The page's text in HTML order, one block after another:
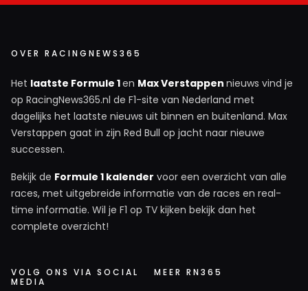
OVER RACINGNEWS365
Het laatste Formule 1en Max Verstappen nieuws vind je
op RacingNews365.nl de F1-site van Nederland met
dagelijks het laatste nieuws uit binnen en buitenland. Max
Verstappen gaat in zijn Red Bull op jacht naar nieuwe
successen.
Bekijk de Formule 1 kalender voor een overzicht van alle
races, met uitgebreide informatie van de races en real-
time informatie. Wil je F1 op TV kijken bekijk dan het
complete overzicht!
VOLG ONS VIA SOCIAL
MEDIA
MEER RN365